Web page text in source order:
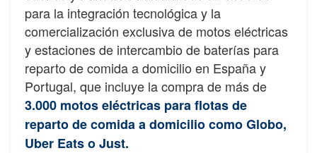
para la integración tecnológica y la
comercialización exclusiva de motos eléctricas
y estaciones de intercambio de baterías para
reparto de comida a domicilio en España y
Portugal, que incluye la compra de más de
3.000 motos eléctricas para flotas de
reparto de comida a domicilio como Globo,
Uber Eats o Just.